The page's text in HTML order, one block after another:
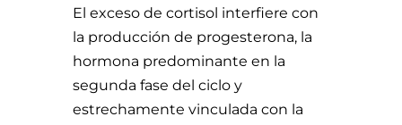
El exceso de cortisol interfiere con
la producción de progesterona, la
hormona predominante en la
segunda fase del ciclo y
estrechamente vinculada con la